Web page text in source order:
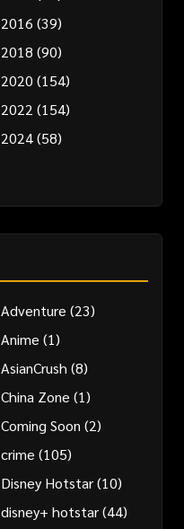
2016 (39)
2018 (90)
2020 (154)
2022 (154)
2024(58)
Adventure (23)
Anime (1)
AsianCrush (8)
China Zone (1)
Coming Soon (2)
crime (105)
Disney Hotstar(10)
disney+ hotstar(44)